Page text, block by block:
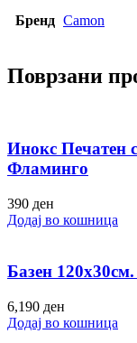
Бренд Camon
Поврзани
Инокс Печатен
Фламинго
390 ден
Додај во кошница
Базен
6,190 ден
Додај во кошница